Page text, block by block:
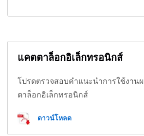
แคตตาล็อกอิเล็กทรอนิกส์
โปรดตรวจสอบคำแนะนำการใช้งา
ตาล็อกอิเล็กทรอนิกส์
ดาวน์โหลด